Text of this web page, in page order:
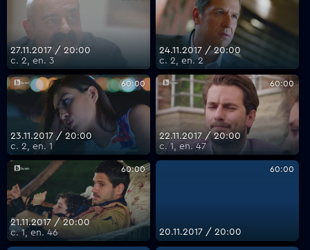
27.11.2017 / 20:00
с. 2, еп. 3
24.11.2017 / 20:00
с. 2, еп. 2
60:00
23.11.2017 / 20:00
с. 2, еп. 1
60:00
22.11.2017 / 20:00
с. 1, еп. 47
60:00
21.11.2017 / 20:00
с. 1, еп. 46
60:00
20.11.2017 / 20:00